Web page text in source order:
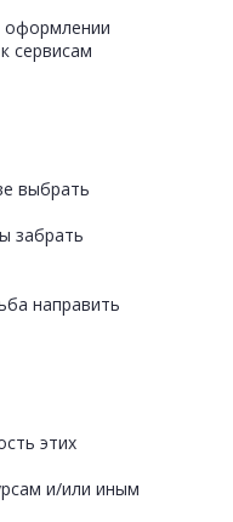
оформлении
сервисам
выбрать
забрать
направить
этих
и/или иным